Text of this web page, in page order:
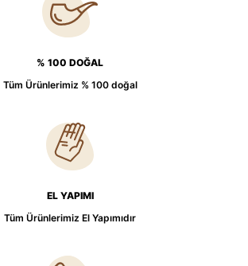
% 100 DOĞAL
Tüm Ürünlerimiz % 100 doğal
EL YAPIMI
Tüm Ürünlerimiz El Yapımıdır